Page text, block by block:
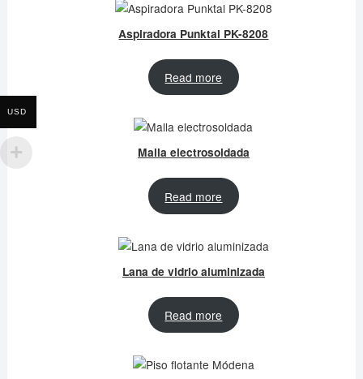
Aspiradora Punktal PK-8208
Read more
Malla electrosoldada
Read more
Lana de vidrio aluminizada
Read more
USD